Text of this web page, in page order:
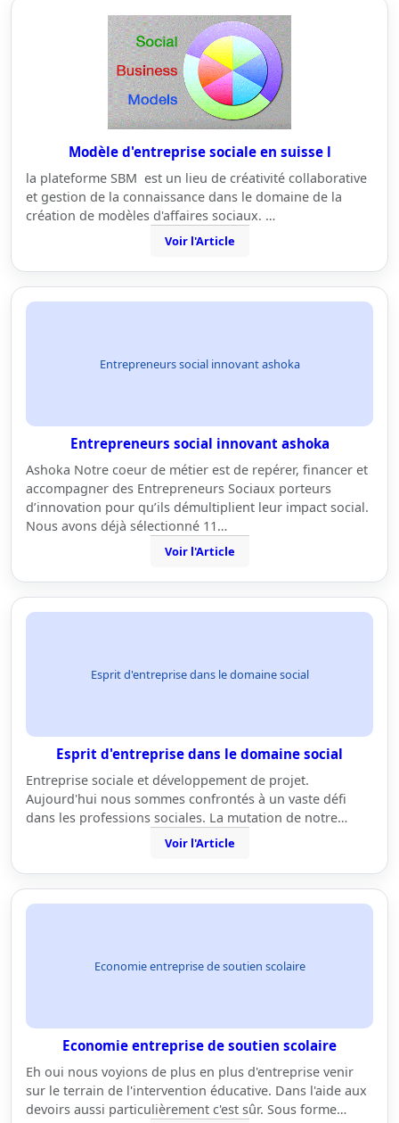
Modèle d'entreprise sociale en suisse l
la plateforme SBM est un lieu de créativité collaborative
et gestion de la connaissance dans le domaine de la
création de modèles d'affaires sociaux. …
Voir l'Article
Entrepreneurs social innovant ashoka
Entrepreneurs social innovant ashoka
Ashoka Notre coeur de métier est de repérer, financer et
accompagner des Entrepreneurs Sociaux porteurs
d’innovation pour qu’ils démultiplient leur impact social.
Nous avons déjà sélectionné 11…
Voir l'Article
Esprit d'entreprise dans le domaine social
Esprit d'entreprise dans le domaine social
Entreprise sociale et développement de projet.
Aujourd'hui nous sommes confrontés à un vaste défi
dans les professions sociales. La mutation de notre…
Voir l'Article
Economie entreprise de soutien scolaire
Economie entreprise de soutien scolaire
Eh oui nous voyions de plus en plus d'entreprise venir
sur le terrain de l'intervention éducative. Dans l'aide aux
devoirs aussi particulièrement c'est sûr. Sous forme…